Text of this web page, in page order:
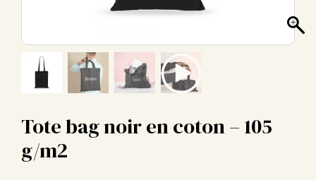
Tote bag noir en coton – 105
g/m2